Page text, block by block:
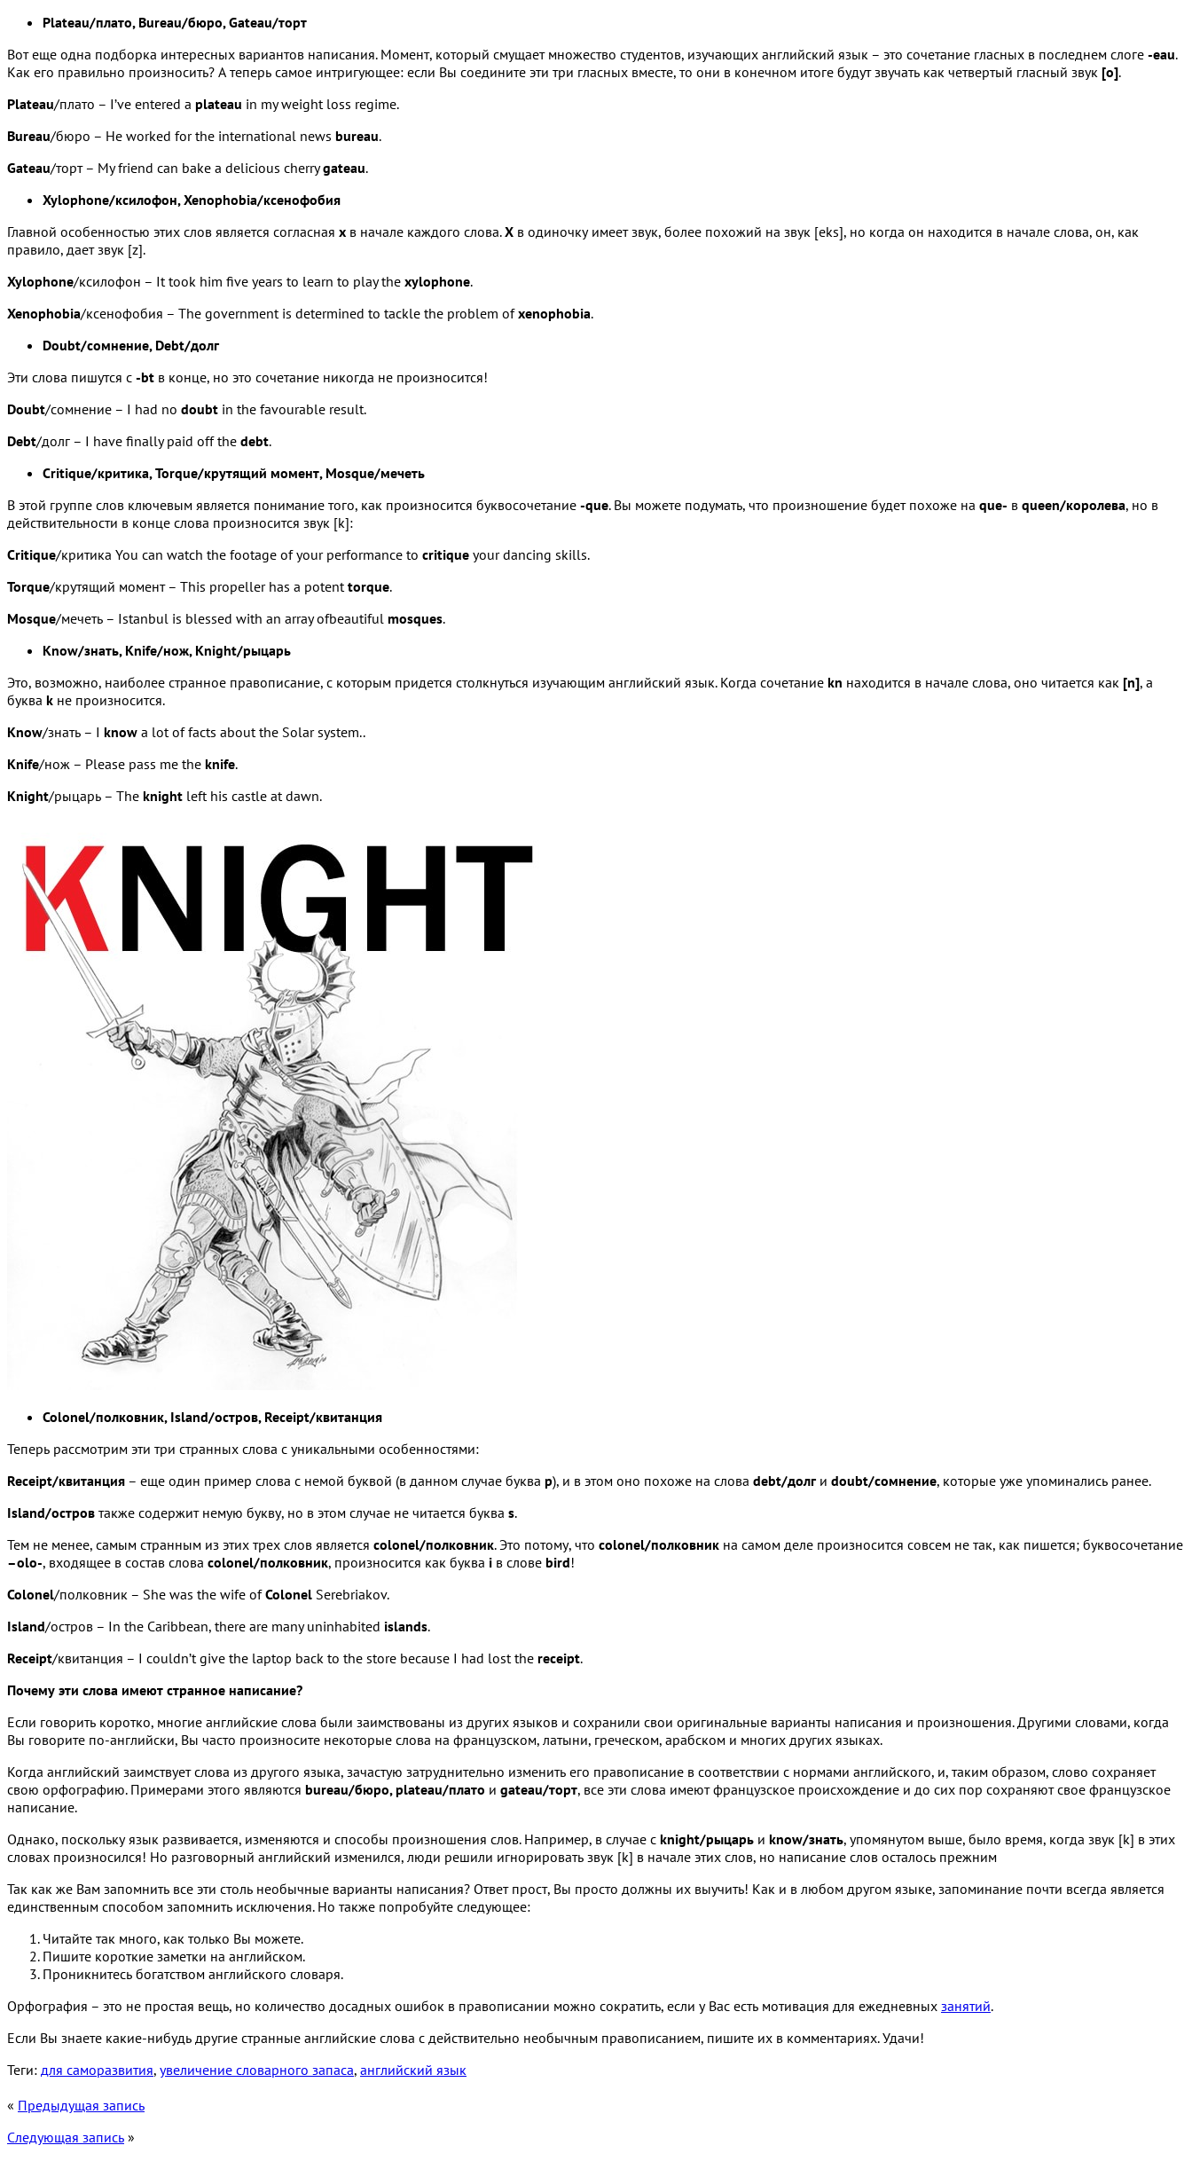
Plateau/плато, Bureau/бюро, Gateau/торт
Вот еще одна подборка интересных вариантов написания. Момент, который смущает множество студентов, изучающих английский язык – это сочетание гласных в последнем слоге -eau.
Как его правильно произносить? А теперь самое интригующее: если Вы соедините эти три гласных вместе, то они в конечном итоге будут звучать как четвертый гласный звук [o].
Plateau/плато – I’ve entered a plateau in my weight loss regime.
Bureau/бюро – He worked for the international news bureau.
Gateau/торт – My friend can bake a delicious cherrygateau.
Xylophone/ксилофон, Xenophobia/ксенофобия
Главной особенностью этих слов является согласная х в начале каждого слова.X в одиночку имеет звук, более похожий на звук [eks], но когда он находится в начале слова, он, как
правило, дает звук [z].
Xylophone/ксилофон – It took him five years to learn to play the xylophone.
Xenophobia/ксенофобия – The government is determined to tackle the problem ofxenophobia.
Doubt/сомнение, Debt/долг
Эти слова пишутся с -bt в конце, но это сочетание никогда не произносится!
Doubt/сомнение – I had no doubt in the favourable result.
Debt/долг – I have finally paid off the debt.
Critique/критика, Torque/крутящий момент, Mosque/мечеть
В этой группе слов ключевым является понимание того, как произносится буквосочетание -que. Вы можете подумать, что произношение будет похоже на que- в queen/королева, но в
действительности в конце слова произносится звук [k]:
Critique/критика You can watch the footage of your performance to critique your dancing skills.
Torque/крутящий момент – This propeller has a potent torque.
Mosque/мечеть – Istanbul is blessed with an array ofbeautiful mosques.
Know/знать, Knife/нож, Knight/рыцарь
Это, возможно, наиболее странное правописание, с которым придется столкнуться изучающим английский язык. Когда сочетание kn находится в начале слова, оно читается как [n], а
буква k не произносится.
Know/знать – I know a lot of facts about the Solar system..
Knife/нож – Please pass me the knife.
Knight/рыцарь – The knight left his castle at dawn.
Colonel/полковник, Island/остров, Receipt/квитанция
Теперь рассмотрим эти три странных слова с уникальными особенностями:
Receipt/квитанция – еще один пример слова с немой буквой (в данном случае буква р), и в этом оно похоже на слова debt/долг и doubt/сомнение, которые уже упоминались ранее.
Island/остров также содержит немую букву, но в этом случае не читается буква s.
Тем не менее, самым странным из этих трех слов является colonel/полковник. Это потому, что colonel/полковник на самом деле произносится совсем не так, как пишется; буквосочетание
–olo-, входящее в состав слова colonel/полковник, произносится как буква i в слове bird!
Colonel/полковник – She was the wife ofColonel Serebriakov.
Island/остров – In the Caribbean, there are many uninhabited islands.
Receipt/квитанция – I couldn’t give the laptop back to the store because I had lost the receipt.
Почему эти слова имеют странное написание?
Если говорить коротко, многие английские слова были заимствованы из других языков и сохранили свои оригинальные варианты написания и произношения. Другими словами, когда
Вы говорите по-английски, Вы часто произносите некоторые слова на французском, латыни, греческом, арабском и многих других языках.
Когда английский заимствует слова из другого языка, зачастую затруднительно изменить его правописание в соответствии с нормами английского, и, таким образом, слово сохраняет
свою орфографию. Примерами этого являются bureau/бюро, plateau/плато и gateau/торт, все эти слова имеют французское происхождение и до сих пор сохраняют свое французское
написание.
Однако, поскольку язык развивается, изменяются и способы произношения слов. Например, в случае с knight/рыцарь и know/знать, упомянутом выше, было время, когда звук [k] в этих
словах произносился! Но разговорный английский изменился, люди решили игнорировать звук [k] в начале этих слов, но написание слов осталось прежним
Так как же Вам запомнить все эти столь необычные варианты написания? Ответ прост, Вы просто должны их выучить! Как и в любом другом языке, запоминание почти всегда является
единственным способом запомнить исключения. Но также попробуйте следующее:
Читайте так много, как только Вы можете.
Пишите короткие заметки на английском.
Проникнитесь богатством английского словаря.
Орфография – это не простая вещь, но количество досадных ошибок в правописании можно сократить, если у Вас есть мотивация для ежедневных занятий.
Если Вы знаете какие-нибудь другие странные английские слова с действительно необычным правописанием, пишите их в комментариях. Удачи!
Теги: для саморазвития, увеличение словарного запаса, английский язык
« Предыдущая запись
Следующая запись »